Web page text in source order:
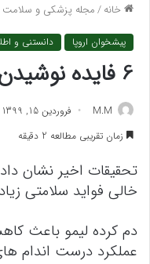
خانه/مجله پزشکی و سلامت
پیشخوان اروپا دانستنی و
6 فایده نوشیدن آب گرم
M.M فروردین 15, 1399
زمان تقریبی مطالعه 2 دقیقه
تحقیقات اخیر نشان
خالی فواید سلامتی
دم کرده لیمو باعث
عملکرد درست اندام